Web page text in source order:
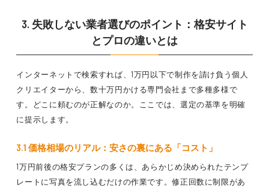
3. 失敗しない業者選びのポイント：格安サイト
とプロの違いとは
インターネットで検索すれば、1万円以下で制作を請け負う個人
クリエイターから、数十万円かける専門会社まで多種多様で
す。どこに頼むのが正解なのか。ここでは、選定の基準を明確
に提示します。
3.1 価格相場のリアル：安さの裏にある「コスト」
1万円前後の格安プランの多くは、あらかじめ決められたテンプ
レートに写真を流し込むだけの作業です。修正回数に制限があ